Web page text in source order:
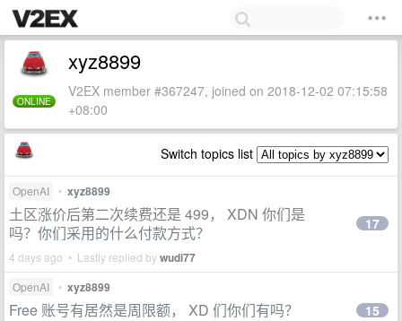
ONLINE
xyz8899
V2EX member #367247, joined on 2018-12-02 07:15:58
+08:00
Switch topics list
OpenAI • xyz8899
土区涨价后第二次续费还是 499， XDN 你们是
吗？你们采用的什么付款方式？
4 days ago • Lastly replied bywudi77
17
OpenAI • xyz8899
Free 账号有居然是周限额， XD 们你们有吗？ 15